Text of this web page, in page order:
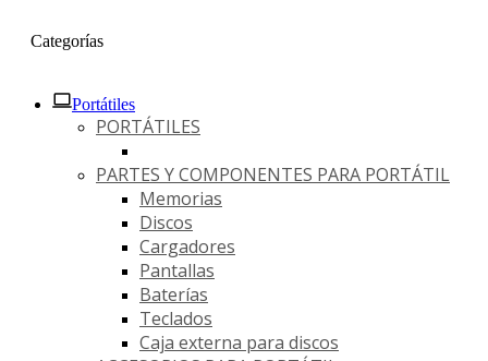
Categorías
Portátiles
PORTÁTILES
PARTES Y COMPONENTES PARA PORTÁTIL
Memorias
Discos
Cargadores
Pantallas
Baterías
Teclados
Caja externa para discos